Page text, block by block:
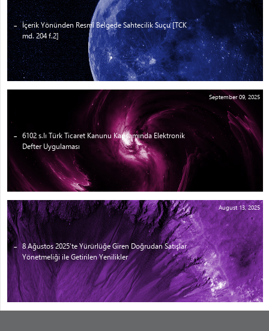
İçerik Yönünden Resmî Belgede Sahtecilik Suçu [TCK
md. 204 f.2]
September 09, 2025
6102 s.lı Türk Ticaret Kanunu Kapsamında Elektronik
Defter Uygulaması
August 13, 2025
8 Ağustos 2025’te Yürürlüğe Giren Doğrudan Satışlar
Yönetmeliği ile Getirilen Yenilikler